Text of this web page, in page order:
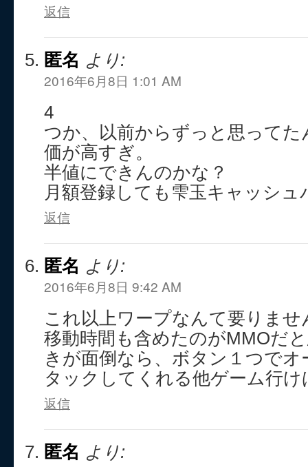
返信
匿名 より:
2016年6月8日 1:01 AM
4
つか、以前からずっと思って
価が高すぎ。
半値にできんのかな？
月額登録しても雫玉キャッシ
返信
匿名 より:
2016年6月8日 9:42 AM
これ以上ワープなんて要りませ
移動時間も含めたのがMMOだ
きが面倒なら、ボタン１つで
タックしてくれる他ゲーム行け
返信
匿名 より: